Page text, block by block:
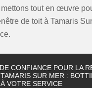
tout en œuvre
de toit à Tamaris
CONFIANCE POUR LA
SUR MER :
VOTRE SERVICE